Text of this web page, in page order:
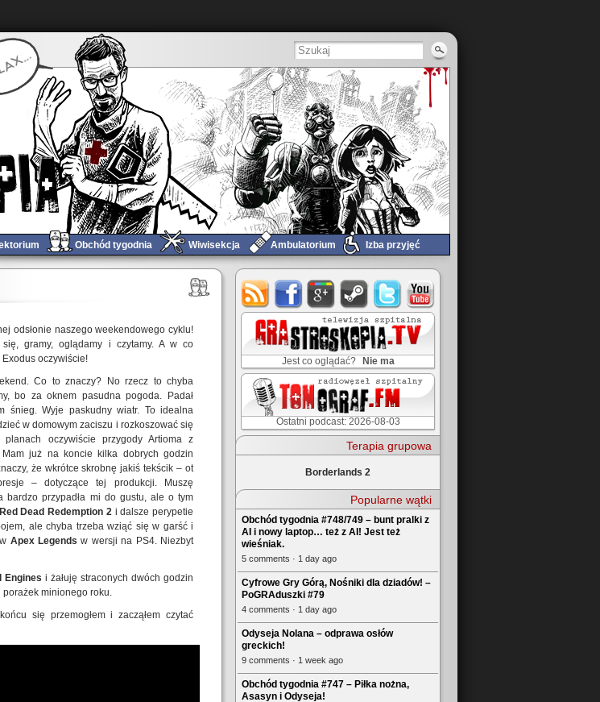
Obchód tygodnia Wiwisekcja Ambulatorium Izba przyjęć
Obchód tygodnia #365»
odsłonie naszego weekendowego cyklu!
się, gramy, oglądamy i czytamy. A w co
oczywiście!
Co to znaczy? No rzecz to chyba
bo za oknem pasudna pogoda. Padał
śnieg. Wyje paskudny wiatr. To idealna
w domowym zaciszu i rozkoszować się
planach oczywiście przygody Artioma z
już na koncie kilka dobrych godzin
że wkrótce skrobnę jakiś tekścik – ot
– dotyczące tej produkcji. Muszę
bardzo przypadła mi do gustu, ale o tym
Red Dead Redemption 2 i dalsze perypetie
ale chyba trzeba wziąć się w garść i
Apex Legends w wersji na PS4. Niezbyt
Engines i żałuję straconych dwóch godzin
porażek minionego roku.
się przemogłem i zacząłem czytać
Jest co oglądać? Nie ma
Ostatni podcast: 2026-08-03
Terapia grupowa
Borderlands 2
Popularne wątki
Obchód tygodnia #748/749 – bunt pralki z
AI i nowy laptop… też z AI! Jest też
wieśniak.
5 comments · 1 day ago
Cyfrowe Gry Górą, Nośniki dla dziadów! –
PoGRAduszki #79
4 comments · 1 day ago
Odyseja Nolana – odprawa osłów
greckich!
9 comments · 1 week ago
Obchód tygodnia #747 – Piłka nożna,
Asasyn i Odyseja!